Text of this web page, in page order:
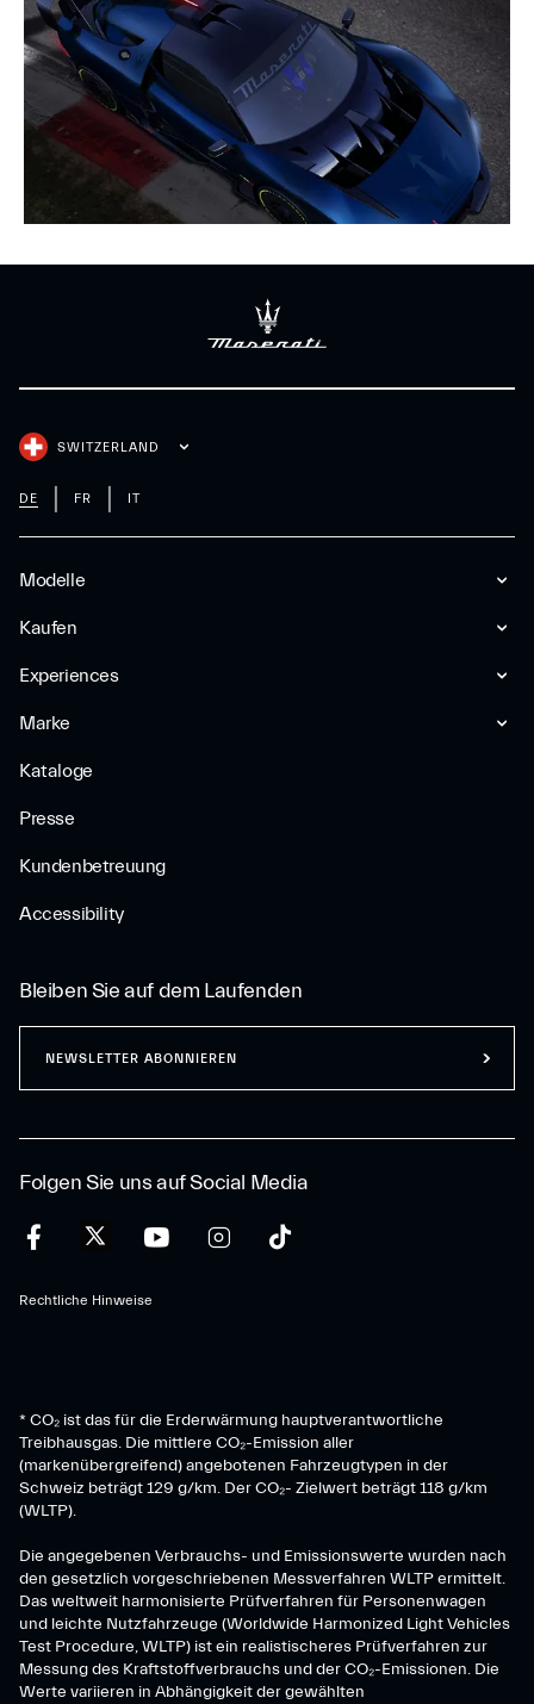
Modelle
Kaufen
Experiences
Marke
Kataloge
Presse
Kundenbetreuung
Accessibility
SWITZERLAND
DE FR IT
Folgen Sie uns auf Social Media
Rechtliche Hinweise
Bleiben Sie auf dem Laufenden
NEWSLETTER ABONNIEREN
* CO₂ ist das für die Erderwärmung hauptverantwortliche
Treibhausgas. Die mittlere CO₂-Emission aller
(markenübergreifend) angebotenen Fahrzeugtypen in der
Schweiz beträgt 129 g/km. Der CO₂- Zielwert beträgt 118 g/km
(WLTP).
Die angegebenen Verbrauchs- und Emissionswerte wurden nach
den gesetzlich vorgeschriebenen Messverfahren WLTP ermittelt.
Das weltweit harmonisierte Prüfverfahren für Personenwagen
und leichte Nutzfahrzeuge (Worldwide Harmonized Light Vehicles
Test Procedure, WLTP) ist ein realistischeres Prüfverfahren zur
Messung des Kraftstoffverbrauchs und der CO₂-Emissionen. Die
Werte variieren in Abhängigkeit der gewählten